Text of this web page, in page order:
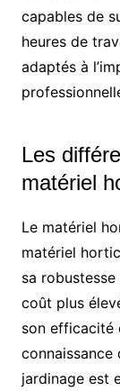
capables de
heures de
adaptés à
Les
matériel
Le matériel
matériel
sa
coût plus
son efficacité
connaissance
jardinage est